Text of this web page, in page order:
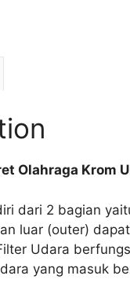
Olahraga Krom
dari 2 bagian
luar (outer)
Udara
yang masuk